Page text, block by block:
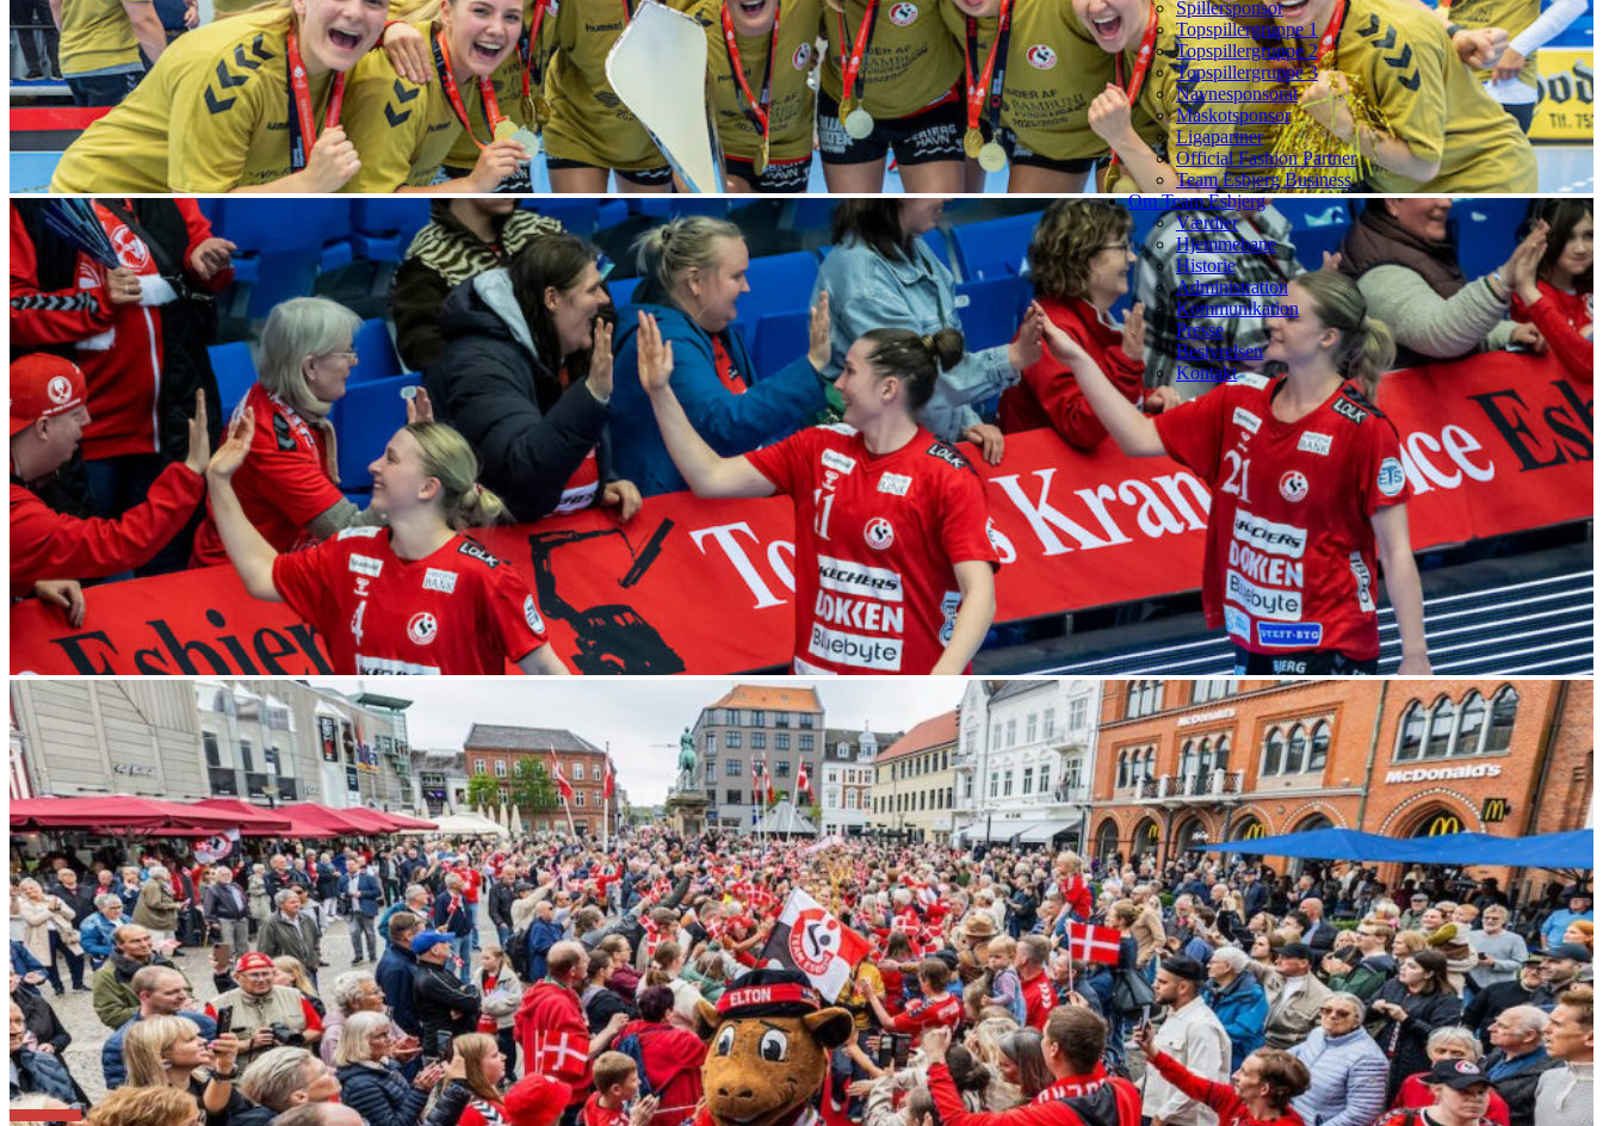
Spillersponsor
Topspillergruppe 1
Topspillergruppe 2
Topspillergruppe 3
Navnesponsorat
Maskotsponsor
Ligapartner
Official Fashion Partner
Team Esbjerg Business
Om Team Esbjerg
Værdier
Hjemmebane
Historie
Administration
Kommunikation
Presse
Bestyrelsen
Kontakt